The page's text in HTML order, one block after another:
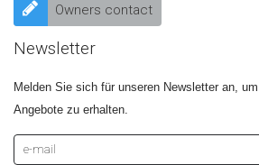
Owners contact
Newsletter
Melden Sie sich für unseren Newsletter an,
Angebote zu erhalten.